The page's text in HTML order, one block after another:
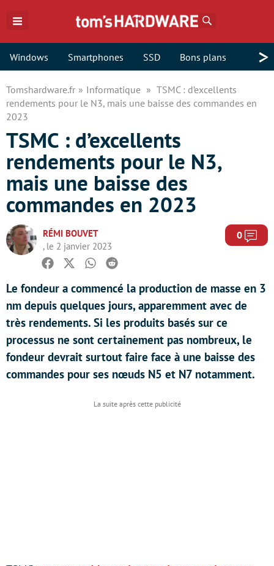
Windows Smartphones SSD Bons plans >
Tomshardware.fr Informatique
TSMC : d’excellents
rendements pour le N3, mais une baisse des commandes en
2023
TSMC : d’excellents
rendements pour le N3,
mais une baisse des
commandes en 2023
RÉMI BOUVET
, le 2 janvier 2023
0
Facebook
TwitterWhatsapp
Reddit
Le fondeur a commencé la production de masse en 3
nm depuis quelques jours, apparemment avec de
très rendements. Si les produits basés sur ce
processus ne sont certainement pas nombreux, le
fondeur devrait surtout faire face à une baisse des
commandes pour ses nœuds N5 et N7 notamment.